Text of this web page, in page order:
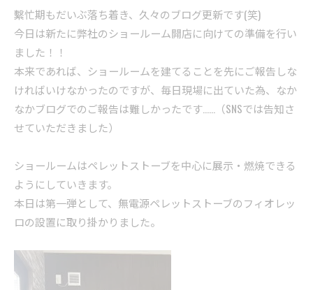
繫忙期もだいぶ落ち着き、久々のブログ更新です(笑)
今日は新たに弊社のショールーム開店に向けての準備を行い
ました！！
本来であれば、ショールームを建てることを先にご報告しな
ければいけなかったのですが、毎日現場に出ていた為、なか
なかブログでのご報告は難しかったです……（SNSでは告知さ
せていただきました）
ショールームはペレットストーブを中心に展示・燃焼できる
ようにしていきます。
本日は第一弾として、無電源ペレットストーブのフィオレッ
ロの設置に取り掛かりました。